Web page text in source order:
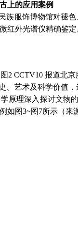
上的应用案例
族服饰博物馆对褪
红外光谱仪精确鉴
图2 CCTV10 报道北
、艺术及科学价值
原理深入探讨文物
如图3~图7所示（来